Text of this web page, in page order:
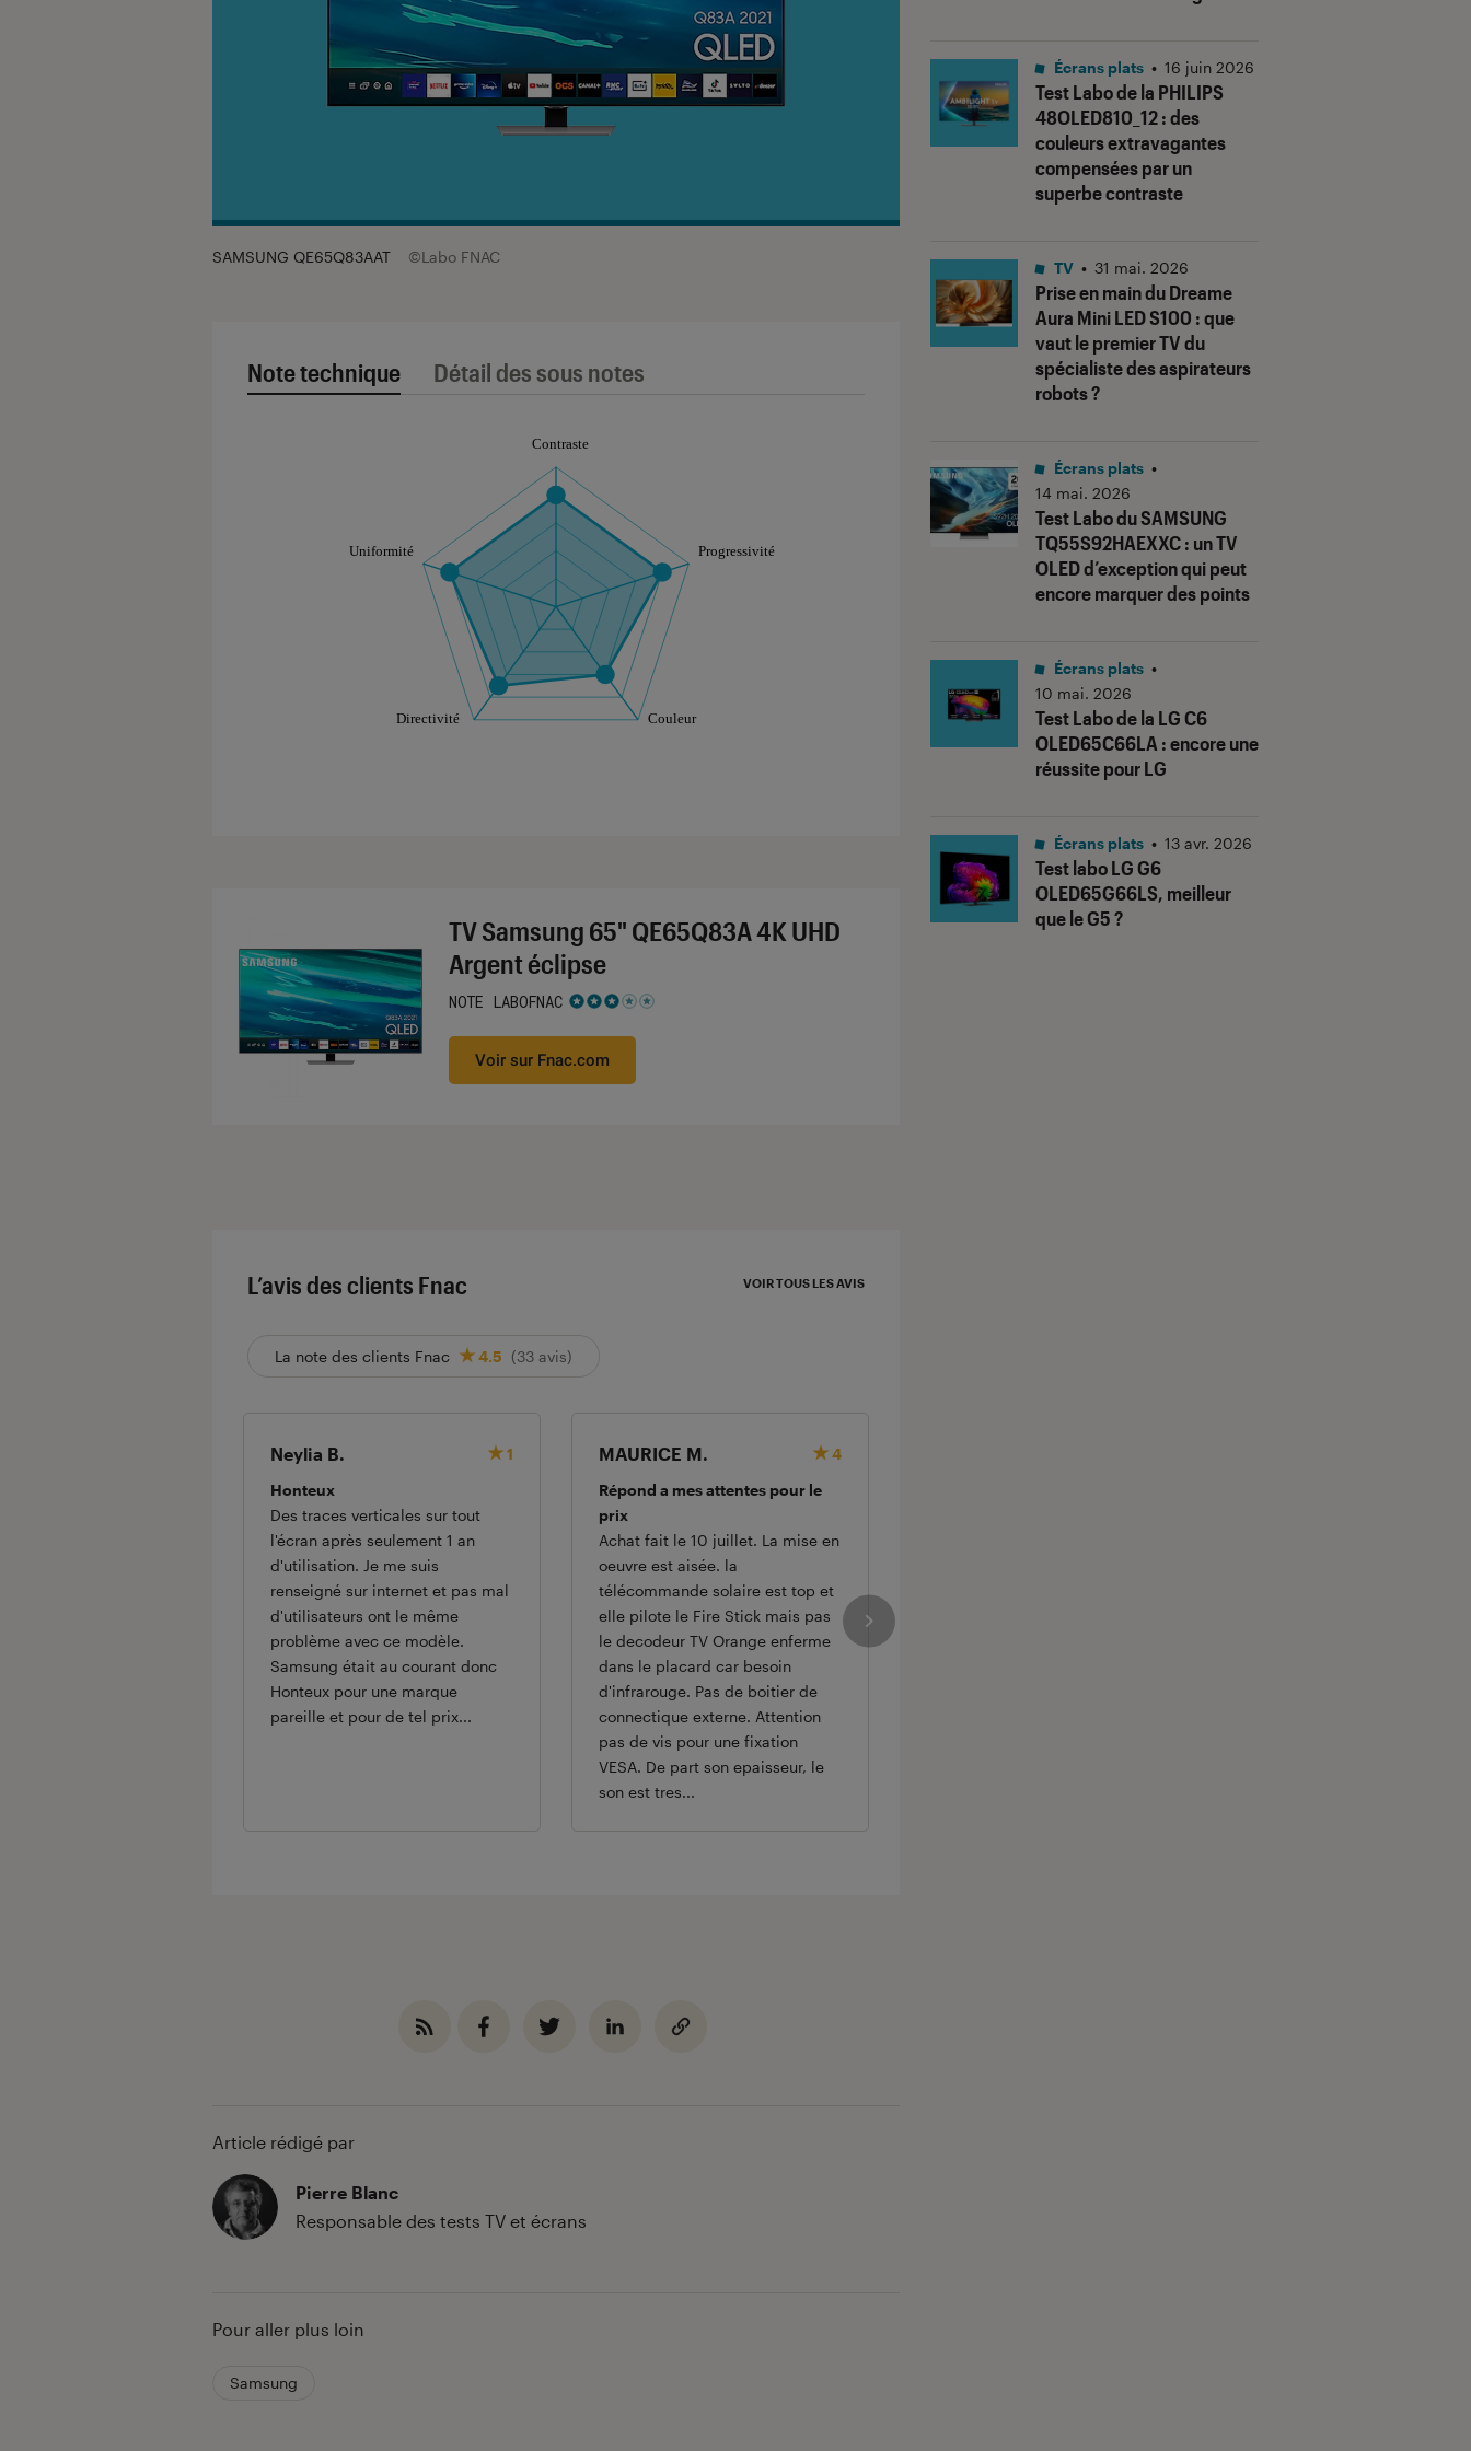
SAMSUNG QE65Q83AAT ©Labo FNAC
Note technique Détail des sous notes
Les notes de ce graphique sont à retrouver dans l'onglet "Détail des sous notes"
TV Samsung 65" QE65Q83A 4K UHD
Argent éclipse
NOTE LABOFNAC
Noté 3 étoiles sur 5
Voir sur Fnac.com
L’avis des clients Fnac VOIR TOUS LES AVIS
La note des clients Fnac 4.5 (33 avis)
Neylia B.
1
Honteux
Des traces verticales sur tout
l'écran après seulement 1 an
d'utilisation. Je me suis
renseigné sur internet et pas mal
d'utilisateurs ont le même
problème avec ce modèle.
Samsung était au courant donc
Honteux pour une marque
pareille et pour de tel prix...
MAURICE M.
4
Répond a mes attentes pour le
prix
Achat fait le 10 juillet. La mise en
oeuvre est aisée. la
télécommande solaire est top et
elle pilote le Fire Stick mais pas
le decodeur TV Orange enferme
dans le placard car besoin
d'infrarouge. Pas de boitier de
connectique externe. Attention
pas de vis pour une fixation
VESA. De part son epaisseur, le
son est tres...
Article rédigé par
Pierre Blanc
Responsable des tests TV et écrans
Pour aller plus loin
Samsung
Test Labo de la PHILIPS
48OLED810_12 : des
couleurs extravagantes
compensées par un
superbe contraste
Écrans plats • 16 juin 2026
Prise en main du Dreame
Aura Mini LED S100 : que
vaut le premier TV du
spécialiste des aspirateurs
robots ?
TV • 31 mai. 2026
Test Labo du SAMSUNG
TQ55S92HAEXXC : un TV
OLED d’exception qui peut
encore marquer des points
Écrans plats •
14 mai. 2026
Test Labo de la LG C6
OLED65C66LA : encore une
réussite pour LG
Écrans plats •
10 mai. 2026
Test labo LG G6
OLED65G66LS, meilleur
que le G5 ?
Écrans plats • 13 avr. 2026